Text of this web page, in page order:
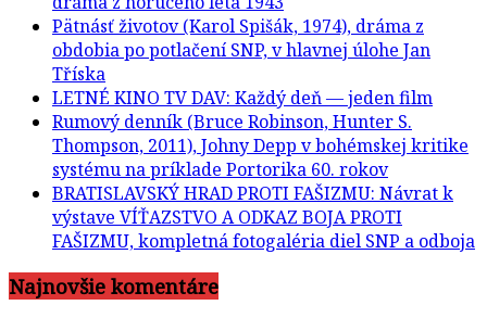
Pätnásť životov (Karol Spišák, 1974), dráma z
obdobia po potlačení SNP, v hlavnej úlohe Jan
Tříska
LETNÉ KINO TV DAV: Každý deň — jeden film
Rumový denník (Bruce Robinson, Hunter S.
Thompson, 2011), Johny Depp v bohémskej kritike
systému na príklade Portorika 60. rokov
BRATISLAVSKÝ HRAD PROTI FAŠIZMU: Návrat k
výstave VÍŤAZSTVO A ODKAZ BOJA PROTI
FAŠIZMU, kompletná fotogaléria diel SNP a odboja
Najnovšie komentáre